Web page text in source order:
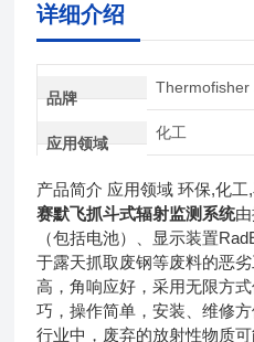
详细介绍
品牌
Thermofisher
应用领域
化工
产品简介 应用领域 环保,化
赛默飞抓斗式辐射监测系统
（包括电池）、显示装置
于露天抓取废钢等废料的恶
高，角响应好，采用无限方
巧，操作简单，安装、维修
行业中，废弃的放射性物质